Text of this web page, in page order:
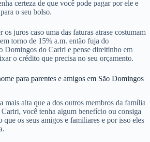
certeza de que você pode pagar por ele e
o seu bolso.
os juros caso uma das faturas atrase costumam
torno de 15% a.m. então fuja do
Domingos do Cariri e pense direitinho em
o crédito que precisa no seu orçamento.
para parentes e amigos em São Domingos
mais alta que a dos outros membros da família
você tenha algum benefício ou consiga
que os seus amigos e familiares e por isso eles